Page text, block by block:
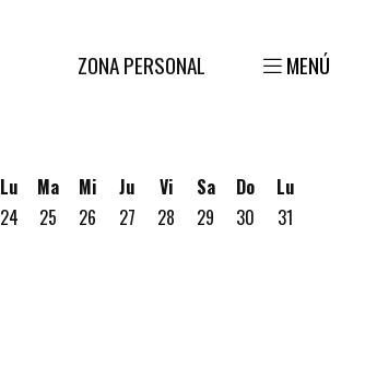
ZONA PERSONAL MENÚ
Lu
24
Ma
25
Mi
26
Ju
27
Vi
28
Sa
29
Do
30
Lu
31